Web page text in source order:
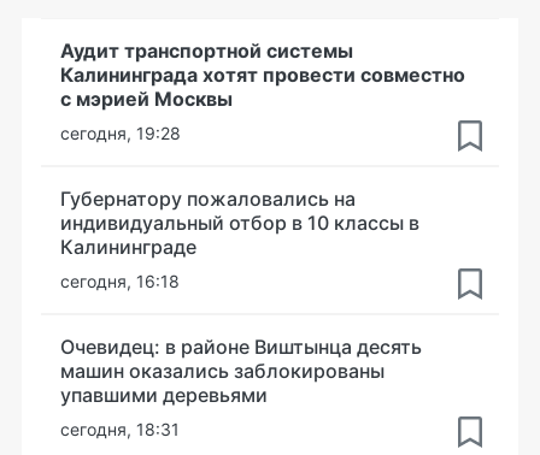
Аудит транспортной системы
Калининграда хотят провести совместно
с мэрией Москвы
сегодня, 19:28
Губернатору пожаловались на
индивидуальный отбор в 10 классы в
Калининграде
сегодня, 16:18
Очевидец: в районе Виштынца десять
машин оказались заблокированы
упавшими деревьями
сегодня, 18:31